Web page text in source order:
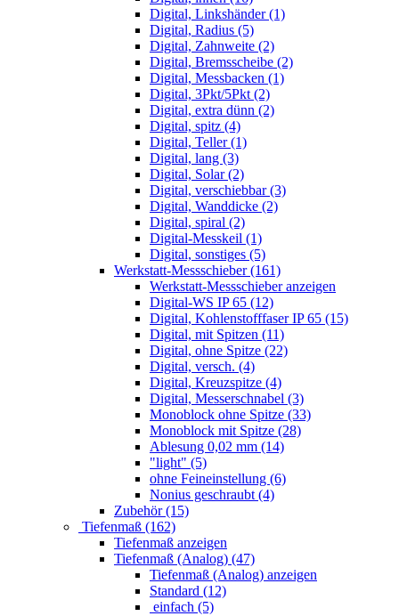
Digital, Linkshänder (1)
Digital, Radius (5)
Digital, Zahnweite (2)
Digital, Bremsscheibe (2)
Digital, Messbacken (1)
Digital, 3Pkt/5Pkt (2)
Digital, extra dünn (2)
Digital, spitz (4)
Digital, Teller (1)
Digital, lang (3)
Digital, Solar (2)
Digital, verschiebbar (3)
Digital, Wanddicke (2)
Digital, spiral (2)
Digital-Messkeil (1)
Digital, sonstiges (5)
Werkstatt-Messschieber (161)
Werkstatt-Messschieber anzeigen
Digital-WS IP 65 (12)
Digital, Kohlenstofffaser IP 65 (15)
Digital, mit Spitzen (11)
Digital, ohne Spitze (22)
Digital, versch. (4)
Digital, Kreuzspitze (4)
Digital, Messerschnabel (3)
Monoblock ohne Spitze (33)
Monoblock mit Spitze (28)
Ablesung 0,02 mm (14)
"light" (5)
ohne Feineinstellung (6)
Nonius geschraubt (4)
Zubehör (15)
Tiefenmaß (162)
Tiefenmaß anzeigen
Tiefenmaß (Analog) (47)
Tiefenmaß (Analog) anzeigen
Standard (12)
einfach (5)